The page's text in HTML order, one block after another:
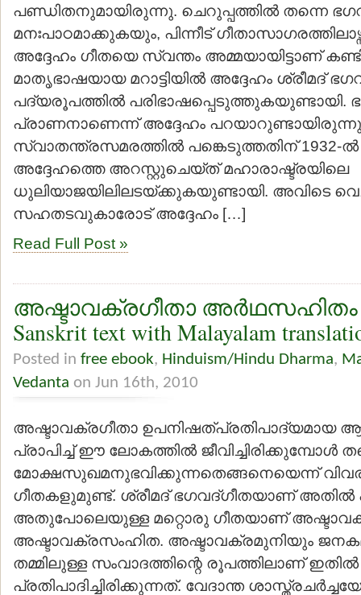
പണ്ഡിതനുമായിരുന്നു. ചെറുപ്പത്തില്‍ തന്നെ
മനഃപാഠമാക്കുകയും, പിന്നീട്
അദ്ദേഹം ഗീതയെ സ്വന്തം അമ്മയായിട്ടാണ്
മാതൃഭാഷയായ മറാട്ടിയില്‍ അദ്ദേഹം ശ്രീമദ്
പദ്യരൂപത്തില്‍ പരിഭാഷപ്പെടുത്തുകയുണ്ടായി.
പ്രാണനാണെന്ന് അദ്ദേഹം
സ്വാതന്ത്രസമരത്തില്‍ പങ്കെടുത്തതിന് 1932-ല്‍
അദ്ദേഹത്തെ അറസ്റ്റുചെയ്ത് മഹാരാഷ്ട്രയിലെ
ധുലിയാജയിലിലടയ്ക്കുകയുണ്ടായി. അവിടെ
സഹതടവുകാരോട് അദ്ദേഹം […]
Read Full Post »
അഷ്ടാവക്രഗീതാ അര്‍ഥസഹിതം
Sanskrit text with Malayalam
Posted in free ebook, Hinduism/Hindu Dharma,
Vedanta on Jun 16th, 2010
അഷ്ടാവക്രഗീതാ ഉപനിഷത്പ്രതിപാദ്യമായ
പ്രാപിച്ച് ഈ ലോകത്തില്‍ ജീവിച്ചിരിക്കുമ്പോള്‍
മോക്ഷസുഖമനുഭവിക്കുന്നതെങ്ങനെയെന്ന്
ഗീതകളുമുണ്ട്. ശ്രീമദ് ഭഗവദ്ഗീതയാണ് അതില്‍
അതുപോലെയുള്ള മറ്റൊരു ഗീതയാണ്
അഷ്ടാവക്രസംഹിത. അഷ്ടാവക്രമുനിയും
തമ്മിലുള്ള സംവാദത്തിന്റെ രൂപത്തിലാണ് ഇതില്‍
പ്രതിപാദിച്ചിരിക്കുന്നത്. വേദാന്ത